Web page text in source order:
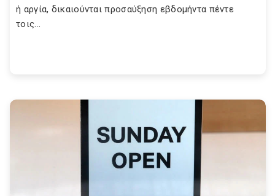
ή αργία, δικαιούνται προσαύξηση εβδομήντα πέντε
τοις...